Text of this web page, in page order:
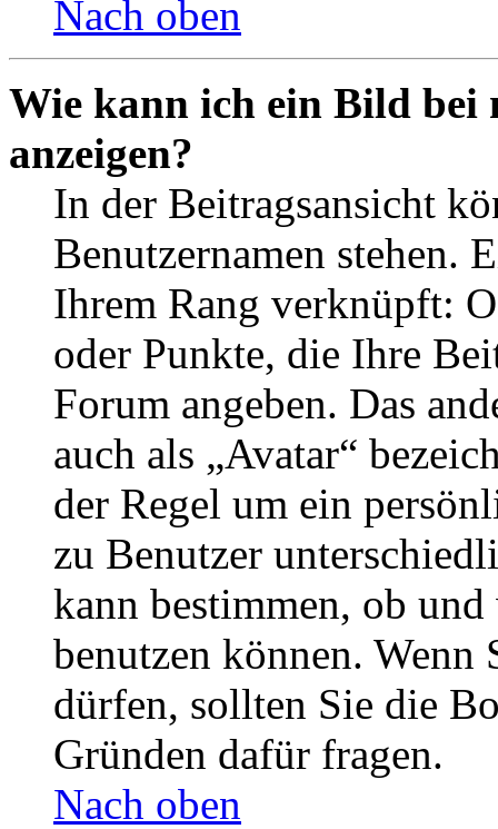
Nach oben
Wie kann ich ein Bild bei
anzeigen?
In der Beitragsansicht
Benutzernamen stehen.
Ihrem Rang verknüpft:
oder Punkte, die Ihre
Forum angeben. Das
auch als „Avatar“
der Regel um ein
zu Benutzer
kann bestimmen, ob
benutzen können. Wenn
dürfen, sollten Sie die
Gründen dafür fragen.
Nach oben